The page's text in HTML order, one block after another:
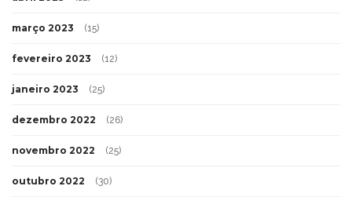
março 2023 (15)
fevereiro 2023 (12)
janeiro 2023 (25)
dezembro 2022 (26)
novembro 2022 (25)
outubro 2022 (30)